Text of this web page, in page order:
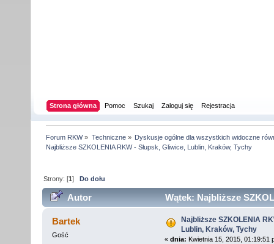
Strona główna Pomoc Szukaj Zaloguj się Rejestracja
Forum RKW» Techniczne» Dyskusje ogólne dla wszystkich widoczne
Najbliższe SZKOLENIA RKW - Słupsk, Gliwice, Lublin, Kraków, Tychy
Strony: [1]Do dołu
Autor
Wątek: Najbliższe
(Przeczytany 27048 razy)
Bartek
Gość
Najbliższe SZKOLENIA
Lublin, Kraków, Tychy
« dnia: Kwietnia 15, 2015, 01:19:51